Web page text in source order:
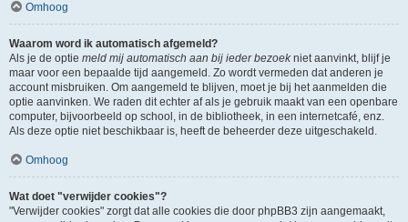
Omhoog
Waarom word ik automatisch afgemeld?
Als je de optie meld mij automatisch aan bij ieder bezoekniet aanvinkt, blijf je
maar voor een bepaalde tijd aangemeld. Zo wordt vermeden dat anderen je
account misbruiken. Om aangemeld te blijven, moet je bij het aanmelden die
optie aanvinken. We raden dit echter af als je gebruik maakt van een openbare
computer, bijvoorbeeld op school, in de bibliotheek, in een internetcafé, enz.
Als deze optie niet beschikbaar is, heeft de beheerder deze uitgeschakeld.
Omhoog
Wat doet "verwijder cookies"?
"Verwijder cookies" zorgt dat alle cookies die door phpBB3 zijn aangemaakt,